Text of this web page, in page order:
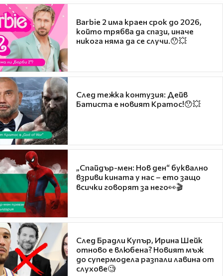
Barbie 2 има краен срок до 2026,
който трябва да спази, иначе
никога няма да се случи.😯💥
След тежка контузия: Дейв
Батиста е новият Кратос!😯💥
„Спайдър-мен: Нов ден“ буквално
взриви кината у нас – ето защо
всички говорят за него👀🎬
След Брадли Купър, Ирина Шейк
отново е влюбена? Новият мъж
до супермодела разпали лавина от
слухове🧐